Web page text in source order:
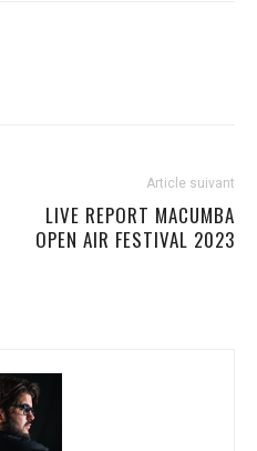
Article suivant
LIVE REPORT MACUMBA
OPEN AIR FESTIVAL 2023